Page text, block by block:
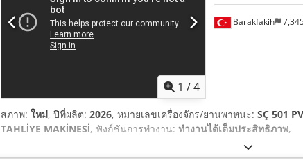
1 /4
Barakfakih
สภาพ: ใหม่, ปีที่ผลิต: 2026, หมายเลขเครื่องจักร/ยานพาหนะ: SÇ 501
TAHLİYE MAKİNESİ, ฟังก์ชันการทำงาน: ทำงานได้เต็มประสิทธิภาพ,